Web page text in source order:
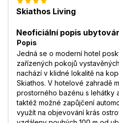
Skiathos Living
Neoficiální popis
Popis
Jedná se o moderní hotel
zařízených pokojů
nachází v klidné lokalitě na
Skiathos. V hotelové zahradě
prostorného bazénu s lehátky
taktéž možné zapůjčení
využít na objevování krás